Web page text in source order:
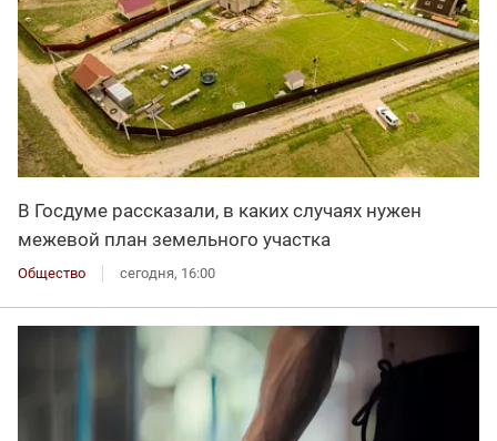
В Госдуме рассказали, в каких случаях нужен
межевой план земельного участка
Общество сегодня, 16:00